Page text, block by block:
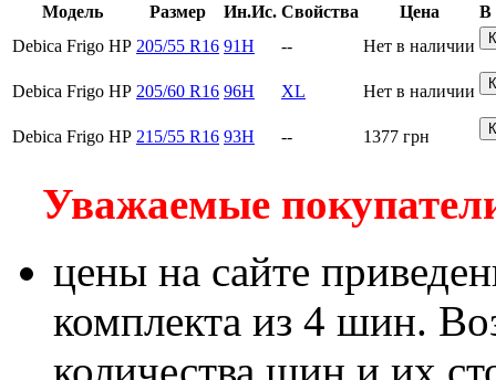
Модель Размер Ин.Ис. Свойства Цена
В
Debica Frigo HP 205/55 R16 91H -- Нет в наличии
Debica Frigo HP 205/60 R16 96H XL Нет в наличии
Debica Frigo HP 215/55 R16 93H -- 1377 грн
Уважаемые
цены на сайте
комплекта из 4 шин.
количества шин и их